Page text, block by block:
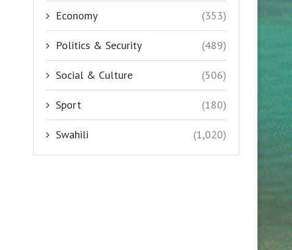
Economy (353)
Politics & Security (489)
Social & Culture (506)
Sport (180)
Swahili (1,020)